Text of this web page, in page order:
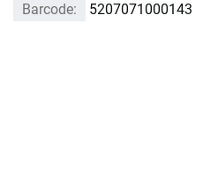
Barcode: 5207071000143